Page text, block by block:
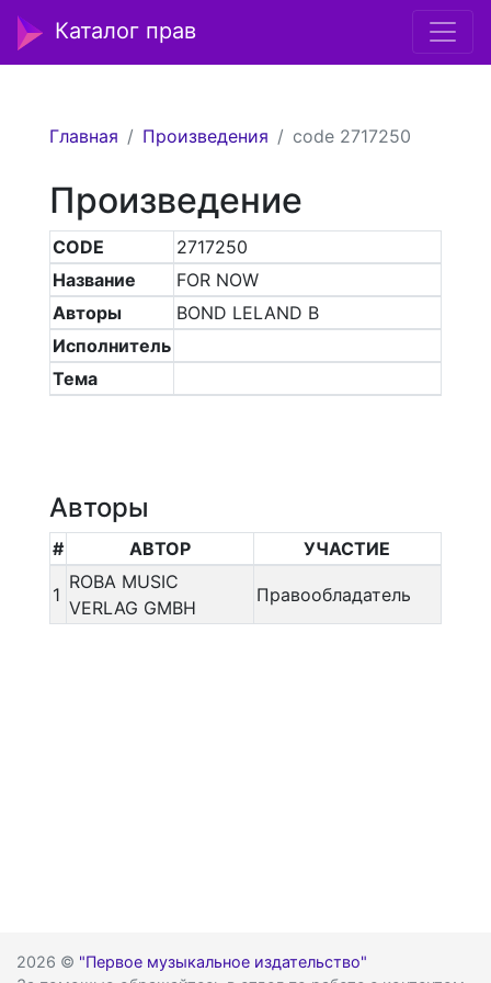
Каталог прав
Главная Произведения code 2717250
Произведение
CODE
2717250
Название
FOR NOW
Авторы
BOND LELAND B
Исполнитель
Тема
Авторы
# АВТОР УЧАСТИЕ
1
ROBA MUSIC
VERLAG GMBH
Правообладатель
2026 © "Первое музыкальное издательство"